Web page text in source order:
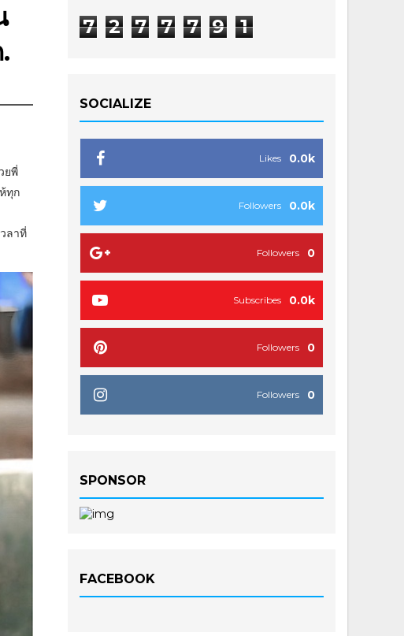
ยพี่
ทุก
ลาที่
7 2 7 7 7 9 1
SOCIALIZE
0.0k
Likes
0.0k
Followers
0
Followers
0.0k
Subscribes
0
Followers
0
Followers
SPONSOR
FACEBOOK